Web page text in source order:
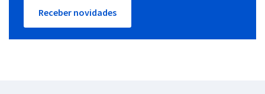
Receber novidades